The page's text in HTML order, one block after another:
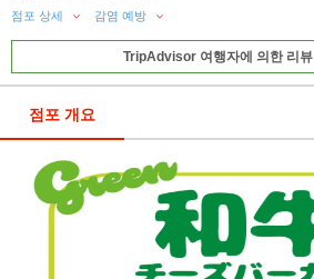
점포 상세 감염 예방
TripAdvisor 여행자에 의한 리뷰
점포 개요